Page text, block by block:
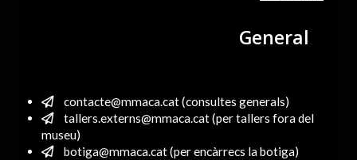
General
contacte@mmaca.cat (consultes generals)
tallers.externs@mmaca.cat (per tallers fora del
museu)
botiga@mmaca.cat (per encàrrecs la botiga)